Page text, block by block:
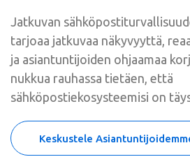
Jatkuvan
tarjoaa jatkuvaa näkyvyyttä,
ja asiantuntijoiden ohjaamaa
nukkua rauhassa tietäen, että
sähköpostiekosysteemisi on
Keskustele